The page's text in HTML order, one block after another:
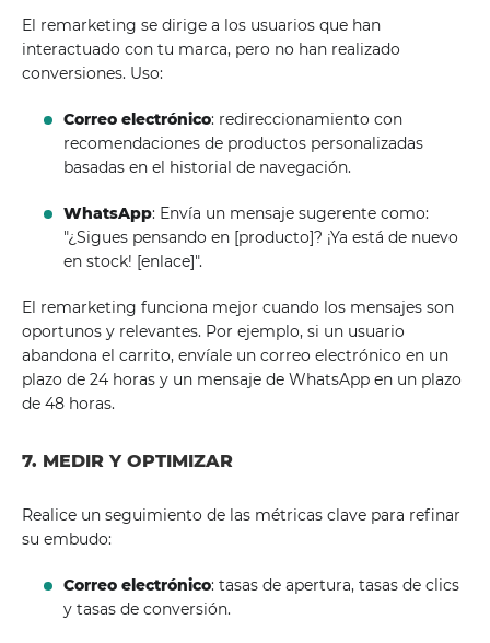
El remarketing se dirige a los usuarios que han
interactuado con tu marca, pero no han realizado
conversiones. Uso:
Correo electrónico: redireccionamiento con
recomendaciones de productos personalizadas
basadas en el historial de navegación.
WhatsApp: Envía un mensaje sugerente como:
"¿Sigues pensando en [producto]? ¡Ya está de nuevo
en stock! [enlace]".
El remarketing funciona mejor cuando los mensajes son
oportunos y relevantes. Por ejemplo, si un usuario
abandona el carrito, envíale un correo electrónico en un
plazo de 24 horas y un mensaje de WhatsApp en un plazo
de 48 horas.
7. MEDIR Y OPTIMIZAR
Realice un seguimiento de las métricas clave para refinar
su embudo:
Correo electrónico: tasas de apertura, tasas de clics
y tasas de conversión.